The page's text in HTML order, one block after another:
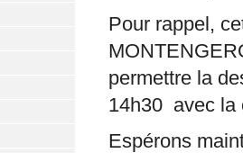
Pour rappel,
permettre la
14h30 avec la
Espérons